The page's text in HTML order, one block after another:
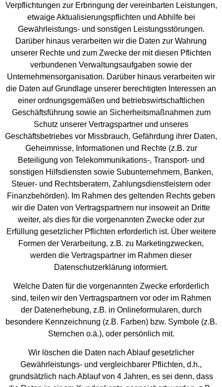
Verpflichtungen zur Erbringung der vereinbarten Leistungen,
etwaige Aktualisierungspflichten und Abhilfe bei
Gewährleistungs- und sonstigen Leistungsstörungen.
Darüber hinaus verarbeiten wir die Daten zur Wahrung
unserer Rechte und zum Zwecke der mit diesen Pflichten
verbundenen Verwaltungsaufgaben sowie der
Unternehmensorganisation. Darüber hinaus verarbeiten wir
die Daten auf Grundlage unserer berechtigten Interessen an
einer ordnungsgemäßen und betriebswirtschaftlichen
Geschäftsführung sowie an Sicherheitsmaßnahmen zum
Schutz unserer Vertragspartner und unseres
Geschäftsbetriebes vor Missbrauch, Gefährdung ihrer Daten,
Geheimnisse, Informationen und Rechte (z.B. zur
Beteiligung von Telekommunikations-, Transport- und
sonstigen Hilfsdiensten sowie Subunternehmern, Banken,
Steuer- und Rechtsberatern, Zahlungsdienstleistern oder
Finanzbehörden). Im Rahmen des geltenden Rechts geben
wir die Daten von Vertragspartnern nur insoweit an Dritte
weiter, als dies für die vorgenannten Zwecke oder zur
Erfüllung gesetzlicher Pflichten erforderlich ist. Über weitere
Formen der Verarbeitung, z.B. zu Marketingzwecken,
werden die Vertragspartner im Rahmen dieser
Datenschutzerklärung informiert.
Welche Daten für die vorgenannten Zwecke erforderlich
sind, teilen wir den Vertragspartnern vor oder im Rahmen
der Datenerhebung, z.B. in Onlineformularen, durch
besondere Kennzeichnung (z.B. Farben) bzw. Symbole (z.B.
Sternchen o.ä.), oder persönlich mit.
Wir löschen die Daten nach Ablauf gesetzlicher
Gewährleistungs- und vergleichbarer Pflichten, d.h.,
grundsätzlich nach Ablauf von 4 Jahren, es sei denn, dass